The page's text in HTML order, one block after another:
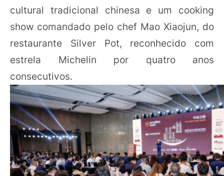
cultural tradicional chinesa e um cooking
show comandado pelo chef Mao Xiaojun, do
restaurante Silver Pot, reconhecido com
estrela Michelin por quatro anos
consecutivos.